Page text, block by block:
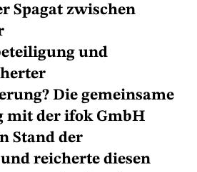
Spagat zwischen
und
Die gemeinsame
mit der ifok GmbH
Stand der
reicherte diesen